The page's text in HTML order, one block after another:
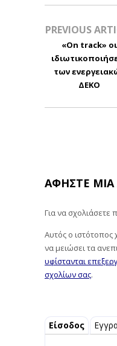
PREVIOUS
«On track» οι
των
ΔΕΚΟ
ΑΦΉΣΤΕ
Για να σχολιάσετε
Αυτός ο ιστότοπος
να μειώσει τα
υφίστανται
σχολίων σας.
Είσοδος